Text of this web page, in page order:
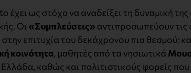
έχει ως στόχο να αναδείξει τη δυναμική
Οι «Συμπλεύσεις» αντιπροσωπεύουν
επιτυχία του δεκάχρονου πια θεσμού:
κοινότητα, μαθητές από τα νησιωτικά
καθώς και πολιτιστικούς φορείς